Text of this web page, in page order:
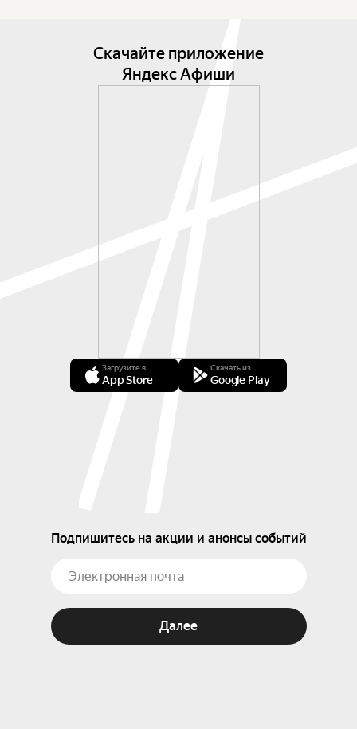
Скачайте приложение
Яндекс Афиши
Загрузите в
App Store
Скачать из
Google Play
Подпишитесь на акции и анонсы событий
Далее